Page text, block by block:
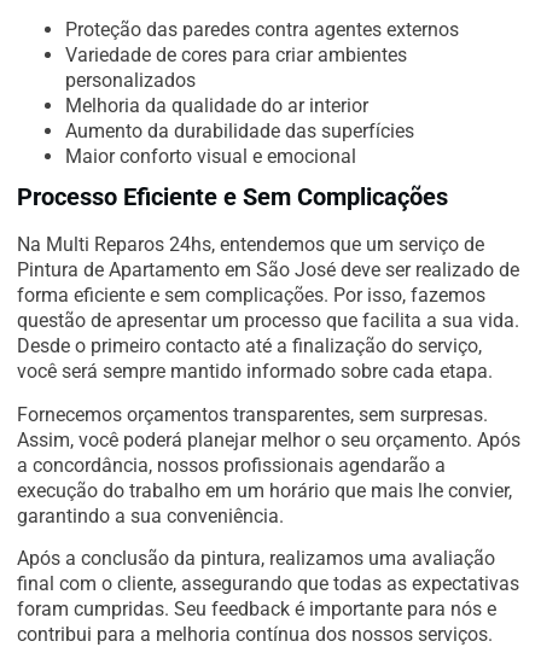
Proteção das paredes contra agentes externos
Variedade de cores para criar ambientes
personalizados
Melhoria da qualidade do ar interior
Aumento da durabilidade das superfícies
Maior conforto visual e emocional
Processo Eficiente e Sem Complicações
Na Multi Reparos 24hs, entendemos que um serviço de
Pintura de Apartamento em São José deve ser realizado de
forma eficiente e sem complicações. Por isso, fazemos
questão de apresentar um processo que facilita a sua vida.
Desde o primeiro contacto até a finalização do serviço,
você será sempre mantido informado sobre cada etapa.
Fornecemos orçamentos transparentes, sem surpresas.
Assim, você poderá planejar melhor o seu orçamento. Após
a concordância, nossos profissionais agendarão a
execução do trabalho em um horário que mais lhe convier,
garantindo a sua conveniência.
Após a conclusão da pintura, realizamos uma avaliação
final com o cliente, assegurando que todas as expectativas
foram cumpridas. Seu feedback é importante para nós e
contribui para a melhoria contínua dos nossos serviços.